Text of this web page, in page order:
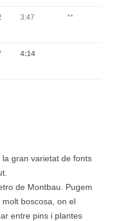
3:47 **
4:14
gran varietat de fonts
de Montbau. Pugem
molt boscosa, on el
entre pins i plantes